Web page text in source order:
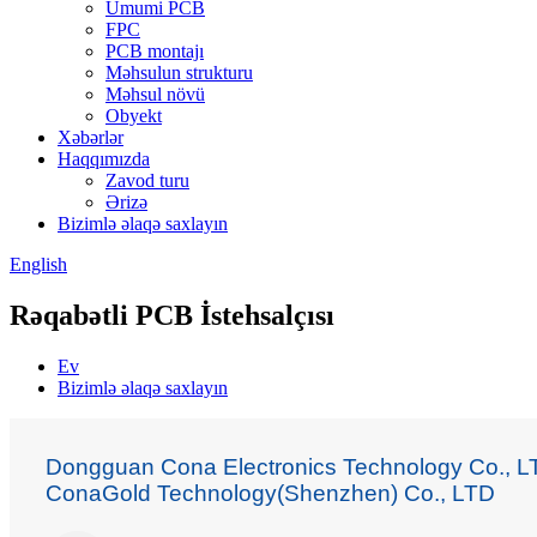
Ümumi PCB
FPC
PCB montajı
Məhsulun strukturu
Məhsul növü
Obyekt
Xəbərlər
Haqqımızda
Zavod turu
Ərizə
Bizimlə əlaqə saxlayın
English
Rəqabətli PCB İstehsalçısı
Ev
Bizimlə əlaqə saxlayın
Dongguan Cona Electronics Technology Co.,
ConaGold Technology(Shenzhen) Co., LTD